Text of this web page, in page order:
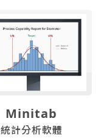
Minitab
統計分析軟體